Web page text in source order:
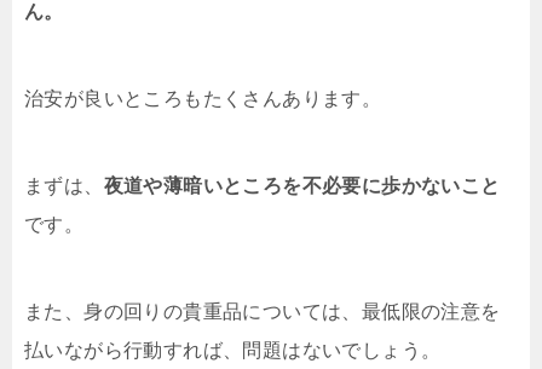
ん。
治安が良いところもたくさんあります。
まずは、 夜道や薄暗いところを不必要に歩かないこと
です。
また、身の回りの貴重品については、最低限の注意を
払いながら行動すれば、問題はないでしょう。